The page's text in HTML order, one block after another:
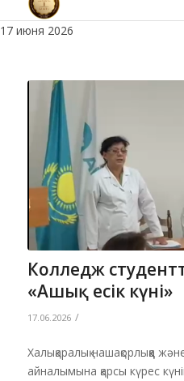
17 июня 2026
Колледж
«Ашық есік күні»
17.06.2026 /
Халықаралық нашақорлыққа
айналымына қарсы күрес